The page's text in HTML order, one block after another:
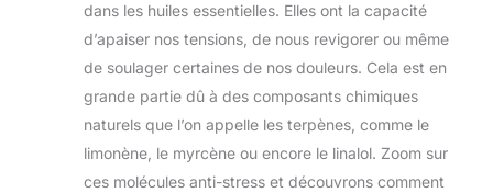
dans les huiles essentielles. Elles ont la capacité
d’apaiser nos tensions, de nous revigorer ou même
de soulager certaines de nos douleurs. Cela est en
grande partie dû à des composants chimiques
naturels que l’on appelle les terpènes, comme le
limonène, le myrcène ou encore le linalol. Zoom sur
ces molécules anti-stress et découvrons comment